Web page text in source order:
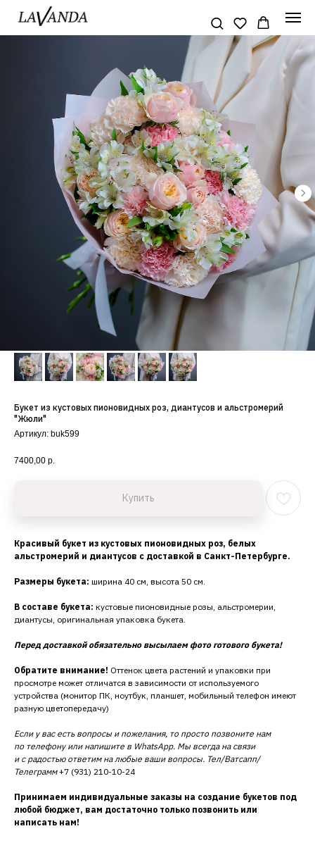
Букет из кустовых пионовидных роз, диантусов и альстромерий
"Жюли"
Артикул: buk599
7400,00 р.
Купить
Красивый букет из кустовых пионовидных роз, белых
альстромерий и диантусов с доставкой в Санкт-Петербурге.
Размеры букета: ширина 40 см, высота 50 см.
В составе букета: кустовые пионовидные розы, альстромерии,
диантусы, оригинальная упаковка букета.
Перед доставкой обязательно высылаем фото готового букета!
Обратите внимание! Оттенок цвета растений и упаковки при
просмотре может отличатся в зависимости от используемого
устройства (монитор ПК, ноутбук, планшет, мобильный телефон имеют
разную цветопередачу)
Если у вас есть вопросы и пожелания, то просто позвоните нам
по телефону или напишите в WhatsApp. Мы всегда на связи
и с радостью ответим на любые ваши вопросы. Тел/Ватсапп/
Телеграмм+7 (931) 210-10-24
Принимаем индивидуальные заказы на создание букетов под
любой бюджет, вам достаточно только позвонить или
написать нам!